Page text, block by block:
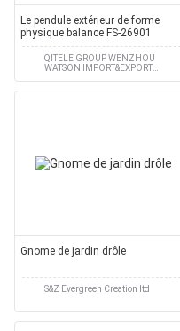
Le pendule extérieur de forme
physique balance FS-26901
QITELE GROUP WENZHOU
WATSON IMPORT&EXPORT
Gnome de jardin drôle
S&Z Evergreen Creation ltd